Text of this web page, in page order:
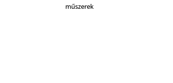
műszerek